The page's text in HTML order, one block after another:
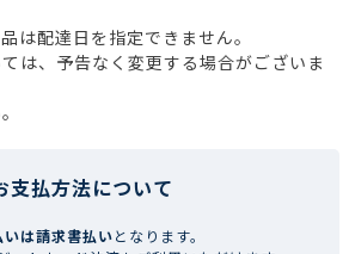
は配達日を指定できません。
は、予告なく変更する場合がございま
支払方法について
いは請求書払いとなります。